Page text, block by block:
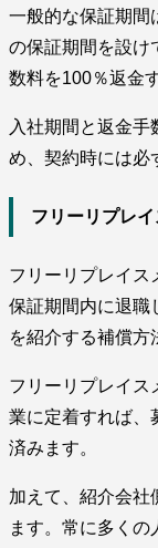
一般的な保証期間
の保証期間を設け
数料を100％返金
入社期間と返金
め、契約時には必
フリーリプレイ
フリーリプレイス
保証期間内に退職
を紹介する補償方
フリーリプレイス
業に定着すれば、
済みます。
加えて、紹介会社
ます。常に多く